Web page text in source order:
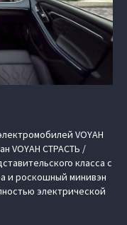
VOYAH
VOYAH СТРАСТЬ /
класса с
и роскошный минивэн
электрической